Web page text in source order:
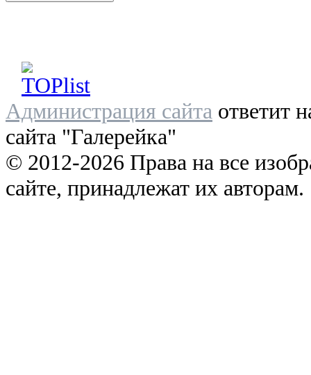
Администрация сайта ответит
сайта "Галерейка"
© 2012-2026 Права на все
сайте, принадлежат их авторам.